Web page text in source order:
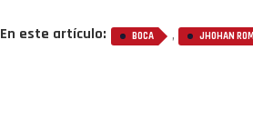
En este artículo: BOCA , JHOHAN